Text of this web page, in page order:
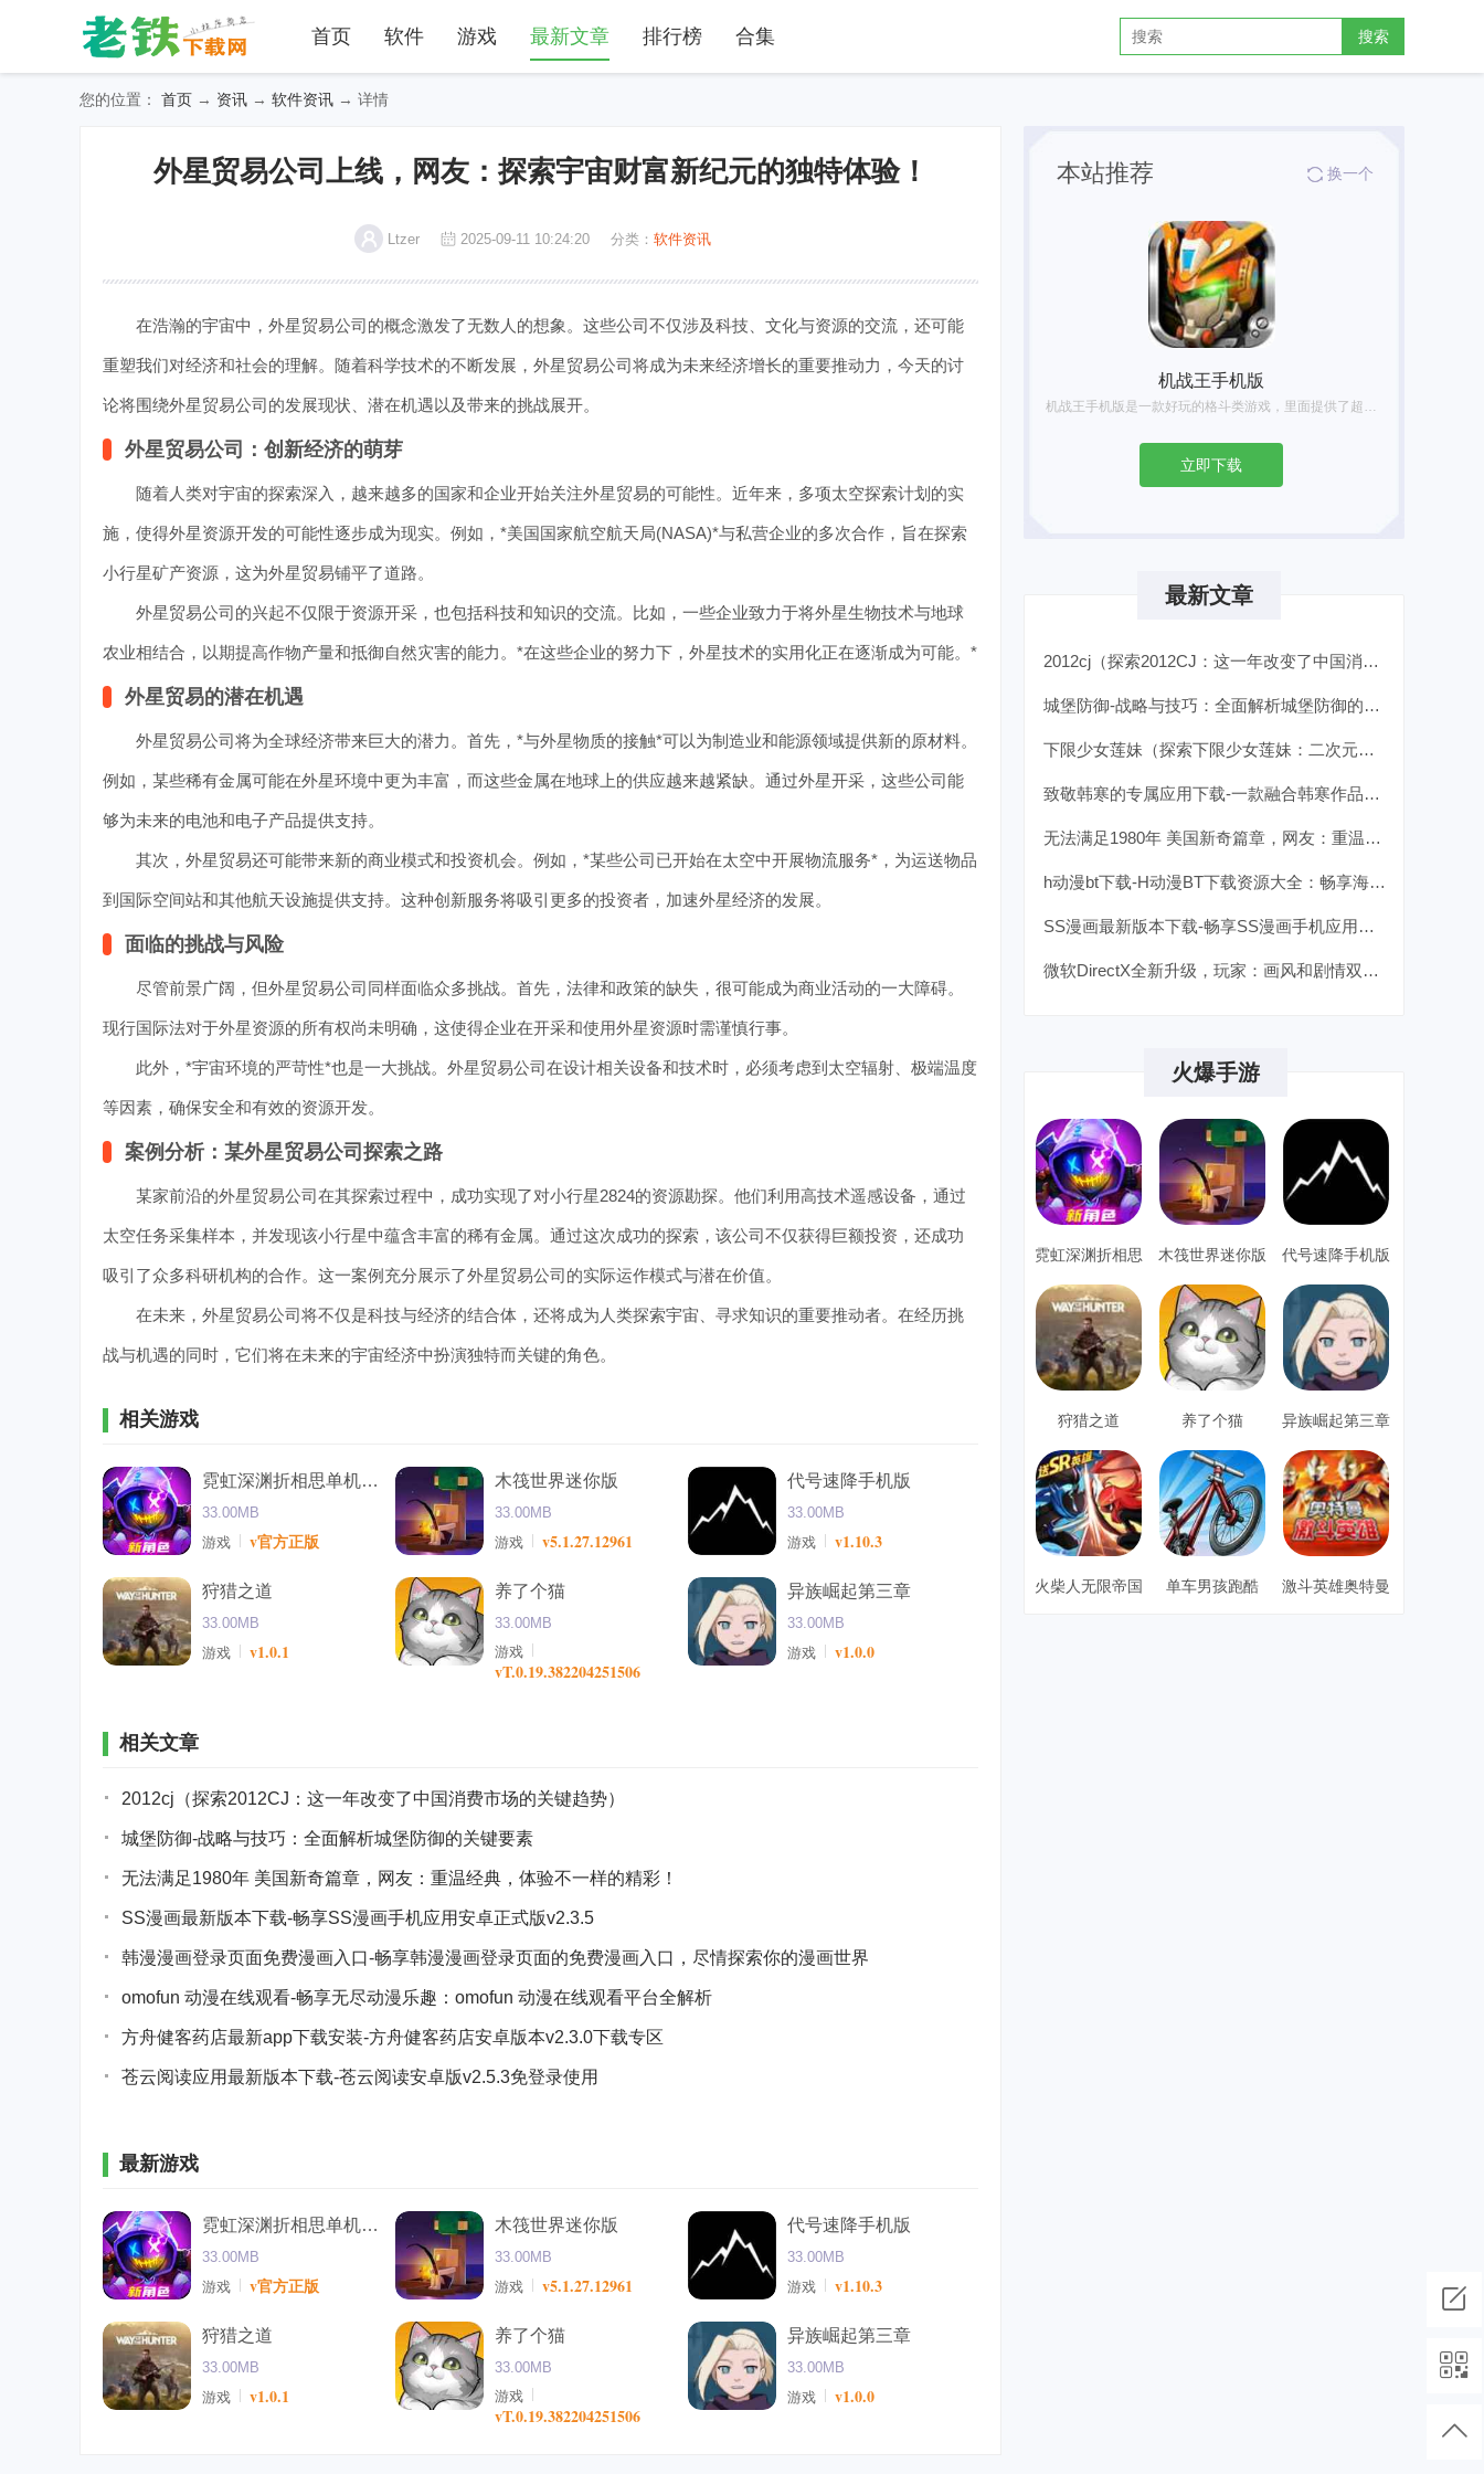
首页 软件 游戏 最新文章 排行榜 合集 搜索
您的位置： 首页 → 资讯 → 软件资讯 → 详情
外星贸易公司上线，网友：探索宇宙财富新纪元的独特体验！
Ltzer 2025-09-11 10:24:20 分类： 软件资讯
在浩瀚的宇宙中，外星贸易公司的概念激发了无数人的想象。这些公司不仅涉及科技、文化与资源的交流，还可能
重塑我们对经济和社会的理解。随着科学技术的不断发展，外星贸易公司将成为未来经济增长的重要推动力，今天的讨
论将围绕外星贸易公司的发展现状、潜在机遇以及带来的挑战展开。
外星贸易公司：创新经济的萌芽
随着人类对宇宙的探索深入，越来越多的国家和企业开始关注外星贸易的可能性。近年来，多项太空探索计划的实
施，使得外星资源开发的可能性逐步成为现实。例如，*美国国家航空航天局(NASA)*与私营企业的多次合作，旨在探索
小行星矿产资源，这为外星贸易铺平了道路。
外星贸易公司的兴起不仅限于资源开采，也包括科技和知识的交流。比如，一些企业致力于将外星生物技术与地球
农业相结合，以期提高作物产量和抵御自然灾害的能力。*在这些企业的努力下，外星技术的实用化正在逐渐成为可能。*
外星贸易的潜在机遇
外星贸易公司将为全球经济带来巨大的潜力。首先，*与外星物质的接触*可以为制造业和能源领域提供新的原材料。
例如，某些稀有金属可能在外星环境中更为丰富，而这些金属在地球上的供应越来越紧缺。通过外星开采，这些公司能
够为未来的电池和电子产品提供支持。
其次，外星贸易还可能带来新的商业模式和投资机会。例如，*某些公司已开始在太空中开展物流服务*，为运送物品
到国际空间站和其他航天设施提供支持。这种创新服务将吸引更多的投资者，加速外星经济的发展。
面临的挑战与风险
尽管前景广阔，但外星贸易公司同样面临众多挑战。首先，法律和政策的缺失，很可能成为商业活动的一大障碍。
现行国际法对于外星资源的所有权尚未明确，这使得企业在开采和使用外星资源时需谨慎行事。
此外，*宇宙环境的严苛性*也是一大挑战。外星贸易公司在设计相关设备和技术时，必须考虑到太空辐射、极端温度
等因素，确保安全和有效的资源开发。
案例分析：某外星贸易公司探索之路
某家前沿的外星贸易公司在其探索过程中，成功实现了对小行星2824的资源勘探。他们利用高技术遥感设备，通过
太空任务采集样本，并发现该小行星中蕴含丰富的稀有金属。通过这次成功的探索，该公司不仅获得巨额投资，还成功
吸引了众多科研机构的合作。这一案例充分展示了外星贸易公司的实际运作模式与潜在价值。
在未来，外星贸易公司将不仅是科技与经济的结合体，还将成为人类探索宇宙、寻求知识的重要推动者。在经历挑
战与机遇的同时，它们将在未来的宇宙经济中扮演独特而关键的角色。
相关游戏
霓虹深渊折相思单机安卓
33.00MB
游戏
v官方正版
木筏世界迷你版
33.00MB
游戏
v5.1.27.12961
代号速降手机版
33.00MB
游戏
v1.10.3
狩猎之道
33.00MB
游戏
v1.0.1
养了个猫
33.00MB
游戏
vT.0.19.382204251506
异族崛起第三章
33.00MB
游戏
v1.0.0
相关文章
2012cj（探索2012CJ：这一年改变了中国消费市场的关键趋势）
城堡防御-战略与技巧：全面解析城堡防御的关键要素
无法满足1980年 美国新奇篇章，网友：重温经典，体验不一样的精彩！
SS漫画最新版本下载-畅享SS漫画手机应用安卓正式版v2.3.5
韩漫漫画登录页面免费漫画入口-畅享韩漫漫画登录页面的免费漫画入口，尽情探索你的漫画世界
omofun 动漫在线观看-畅享无尽动漫乐趣：omofun 动漫在线观看平台全解析
方舟健客药店最新app下载安装-方舟健客药店安卓版本v2.3.0下载专区
苍云阅读应用最新版本下载-苍云阅读安卓版v2.5.3免登录使用
最新游戏
霓虹深渊折相思单机安卓
33.00MB
游戏
v官方正版
木筏世界迷你版
33.00MB
游戏
v5.1.27.12961
代号速降手机版
33.00MB
游戏
v1.10.3
狩猎之道
33.00MB
游戏
v1.0.1
养了个猫
33.00MB
游戏
vT.0.19.382204251506
异族崛起第三章
33.00MB
游戏
v1.0.0
本站推荐 换一个
机战王手机版
机战王手机版是一款好玩的格斗类游戏，里面提供了超多的机甲造型，每一种机甲都具有不同的技能，让你可以尽情的体验超多的格斗乐趣，并且还能够进入场景中开启冒险之旅，收集更多的装备提升机甲的属性。
立即下载
最新文章
2012cj（探索2012CJ：这一年改变了中国消费市场的关键趋势）
城堡防御-战略与技巧：全面解析城堡防御的关键要素
下限少女莲妹（探索下限少女莲妹：二次元文化中的另类角色魅力）
致敬韩寒的专属应用下载-一款融合韩寒作品的阅读APP最新版本
无法满足1980年 美国新奇篇章，网友：重温经典，体验不一样的精彩！
h动漫bt下载-H动漫BT下载资源大全：畅享海量高品质作品
SS漫画最新版本下载-畅享SS漫画手机应用安卓正式版v2.3.5
微软DirectX全新升级，玩家：画风和剧情双重提升，游戏体验前所未有！
火爆手游
霓虹深渊折相思
单机安卓
木筏世界迷你版 代号速降手机版
狩猎之道 养了个猫 异族崛起第三章
火柴人无限帝国 单车男孩跑酷 激斗英雄奥特曼